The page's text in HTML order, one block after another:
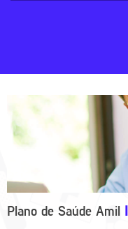
Plano de Saúde Amil